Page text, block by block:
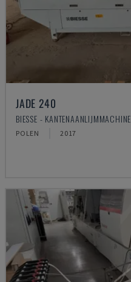
JADE 240
BIESSE - KANTENAANLIJMMACHINE
POLEN 2017